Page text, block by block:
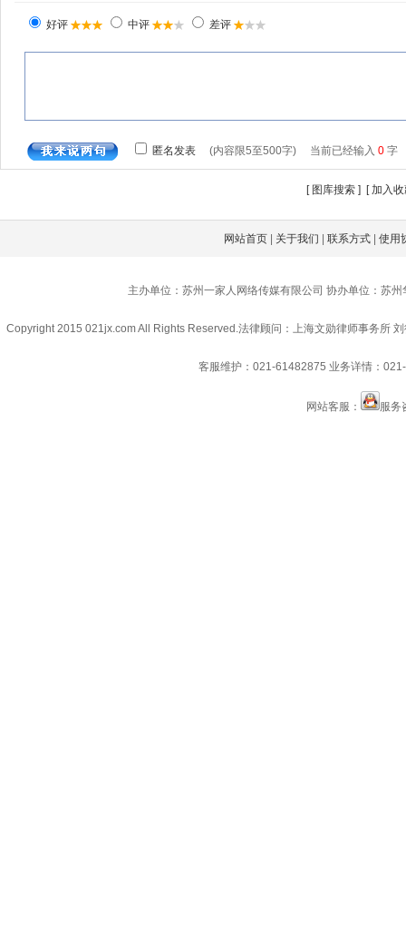
[ 图库搜索 ] [加入
网站首页 关于我们 |联系方式 |使用
主办单位：苏州一家人网络传媒有限公司 协办单位：苏
Copyright 2015 021jx.com All Rights Reserved.法律顾问：上海文勋律师事务所
客服维护：021-61482875 业务详情：
网站客服： 服务